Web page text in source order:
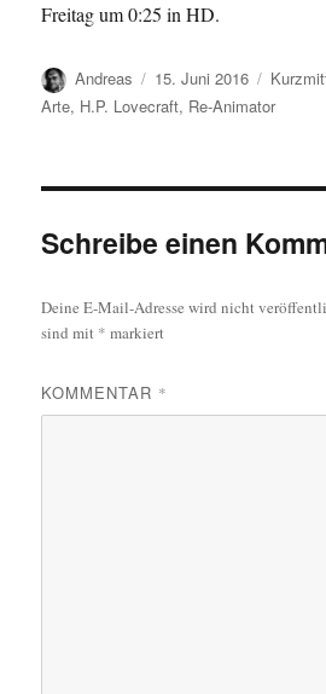
Freitag um 0:25 in HD.
Autor
Andreas
Veröffentlicht
am
15. Juni 2016 Format
Arte, H.P. Lovecraft, Re-Animator
Schreibe einen
Deine E-Mail-Adresse wird nicht
sind mit * markiert
KOMMENTAR *